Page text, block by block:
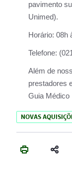
pavimento
Unimed).
Horário: 08h
Telefone:
Além de
prestadores
Guia Médico
NOVAS